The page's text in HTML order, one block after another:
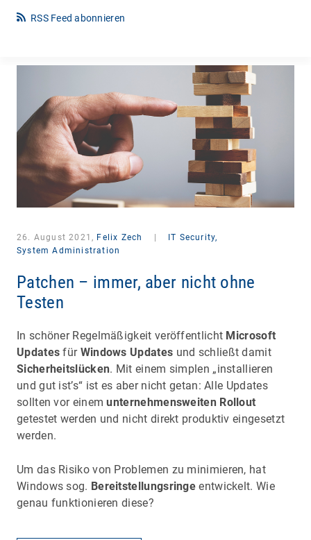
RSS Feed abonnieren
26. August 2021, Felix Zech
IT Security,
System Administration
Patchen – immer, aber nicht ohne
Testen
In schöner Regelmäßigkeit veröffentlicht Microsoft
Updates für Windows Updates und schließt damit
Sicherheitslücken. Mit einem simplen „installieren
und gut ist’s“ ist es aber nicht getan: Alle Updates
sollten vor einemunternehmensweiten Rollout
getestet werden und nicht direkt produktiv eingesetzt
werden.
Um das Risiko von Problemen zu minimieren, hat
Windows sog. Bereitstellungsringe entwickelt. Wie
genau funktionieren diese?